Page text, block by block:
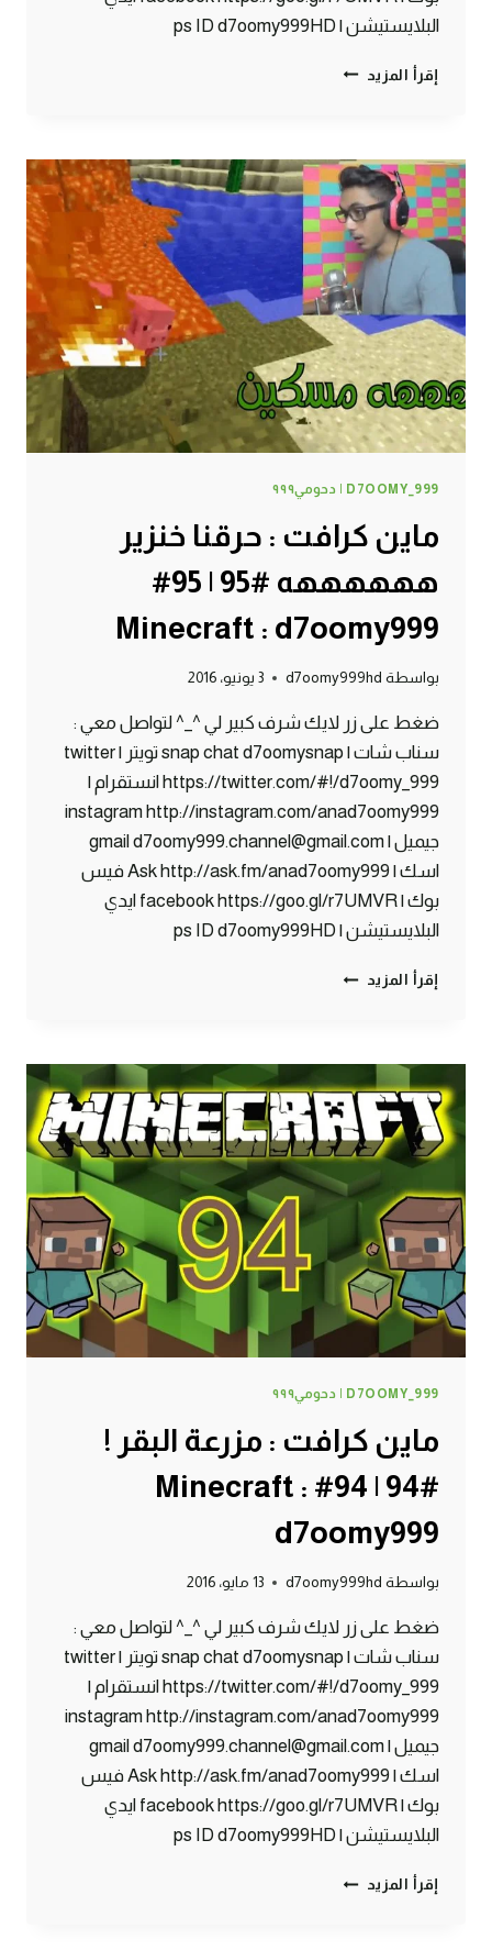
البلايستيشن | ps ID d7oomy999HD
إقرأ المزيد ماين
^_^
#96
|
94#
MINECRAFT
:
D7OOMY999
D7OOMY_999 | دحومي٩٩٩
ماين كرافت : حرقنا خنزير
ههههههه #95 | 95#
Minecraft : d7oomy999
بواسطة d7oomy999hd 3 يونيو، 2016
ضغط على زر لايك شرف كبير لي ^_^ لتواصل معي :
سناب شات | snap chat d7oomysnap تويتر | twitter
https://twitter.com/#!/d7oomy_999 انستقرام |
instagram http://instagram.com/anad7oomy999
جيميل | gmail d7oomy999.channel@gmail.com
اسك | Ask http://ask.fm/anad7oomy999 فيس
بوك | facebook https://goo.gl/r7UMVR ايدي
البلايستيشن | ps ID d7oomy999HD
إقرأ المزيد ماين
خنزير
ههههههه
#95
|
95#
MINECRAFT
:
D7OOMY999
D7OOMY_999 | دحومي٩٩٩
ماين كرافت : مزرعة البقر !
#94 | 94# Minecraft :
d7oomy999
بواسطة d7oomy999hd 13 مايو، 2016
ضغط على زر لايك شرف كبير لي ^_^ لتواصل معي :
سناب شات | snap chat d7oomysnap تويتر | twitter
https://twitter.com/#!/d7oomy_999 انستقرام |
instagram http://instagram.com/anad7oomy999
جيميل | gmail d7oomy999.channel@gmail.com
اسك | Ask http://ask.fm/anad7oomy999 فيس
بوك | facebook https://goo.gl/r7UMVR ايدي
البلايستيشن | ps ID d7oomy999HD
إقرأ المزيد ماين